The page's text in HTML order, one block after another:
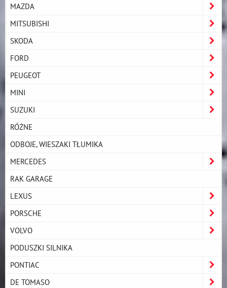
MAZDA
MITSUBISHI
SKODA
FORD
PEUGEOT
MINI
SUZUKI
RÓŻNE
ODBOJE, WIESZAKI TŁUMIKA
MERCEDES
RAK GARAGE
LEXUS
PORSCHE
VOLVO
PODUSZKI SILNIKA
PONTIAC
DE TOMASO